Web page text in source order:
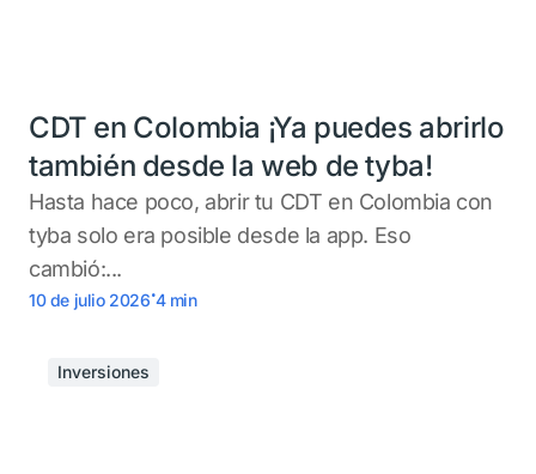
CDT en Colombia ¡Ya puedes abrirlo
también desde la web de tyba!
Hasta hace poco, abrir tu CDT en Colombia con
tyba solo era posible desde la app. Eso
cambió:...
10 de julio 2026.4 min
Inversiones